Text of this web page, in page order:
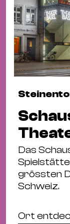
Das
grössten
Schweiz.
Ort